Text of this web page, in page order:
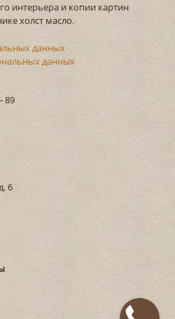
интерьера и копии картин
холст масло.
данных
данных
89
6